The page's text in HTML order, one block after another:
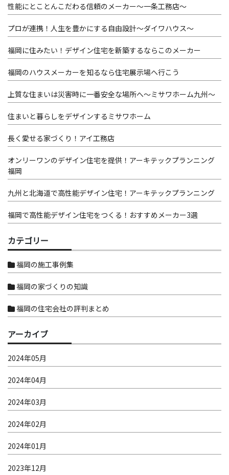
性能にとことんこだわる信頼のメーカー～一条工務店～
プロが連携！人生を豊かにする自由設計～ダイワハウス～
福岡に住みたい！デザイン住宅を新築するならこのメーカー
福岡のハウスメーカーを知るなら住宅展示場へ行こう
上質な住まいは災害時に一番安全な場所へ～ミサワホーム九州～
住まいと暮らしをデザインするミサワホーム
長く愛せる家づくり！アイ工務店
オンリーワンのデザイン住宅を提供！アーキテックプランニング
福岡
九州と北海道で高性能デザイン住宅！アーキテックプランニング
福岡で高性能デザイン住宅をつくる！おすすめメーカー3選
カテゴリー
福岡の施工事例集
福岡の家づくりの知識
福岡の住宅会社の評判まとめ
アーカイブ
2024年05月
2024年04月
2024年03月
2024年02月
2024年01月
2023年12月